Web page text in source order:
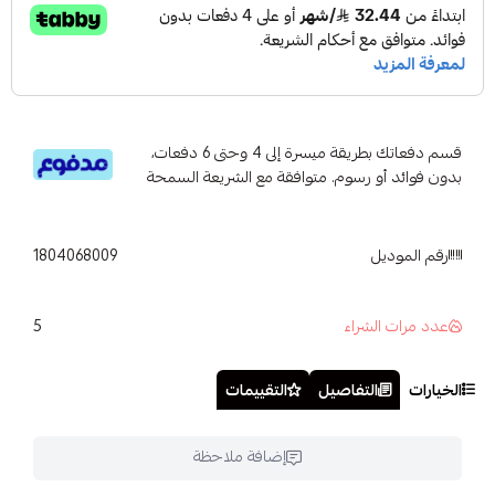
قسم دفعاتك بطريقة ميسرة إلى 4 وحتى 6 دفعات،
بدون فوائد أو رسوم. متوافقة مع الشريعة السمحة
رقم الموديل 1804068009
عدد مرات الشراء 5
الخيارات التفاصيل التقييمات
إضافة ملاحظة